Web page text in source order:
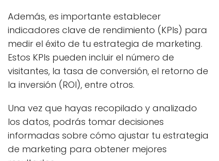
Además, es importante establecer
indicadores clave de rendimiento (KPIs) para
medir el éxito de tu estrategia de marketing.
Estos KPIs pueden incluir el número de
visitantes, la tasa de conversión, el retorno de
la inversión (ROI), entre otros.
Una vez que hayas recopilado y analizado
los datos, podrás tomar decisiones
informadas sobre cómo ajustar tu estrategia
de marketing para obtener mejores